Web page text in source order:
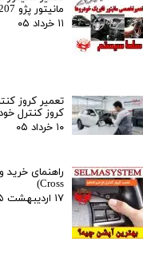
مانیتور پژو 207
۱۱ خرداد ۰۵
تعمیر کروز
کروز کنترل
۱۰ خرداد ۰۵
Cross)
۱۷ اردیبهشت ۰۵